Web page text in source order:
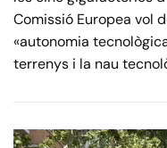
Comissió Europea vol
«autonomia
terrenys i la nau